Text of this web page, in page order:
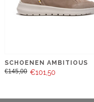
SCHOENEN AMBITIOUS
€145,00 €101,50